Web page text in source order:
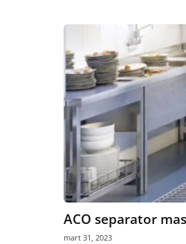
ACO separator
mart 31, 2023